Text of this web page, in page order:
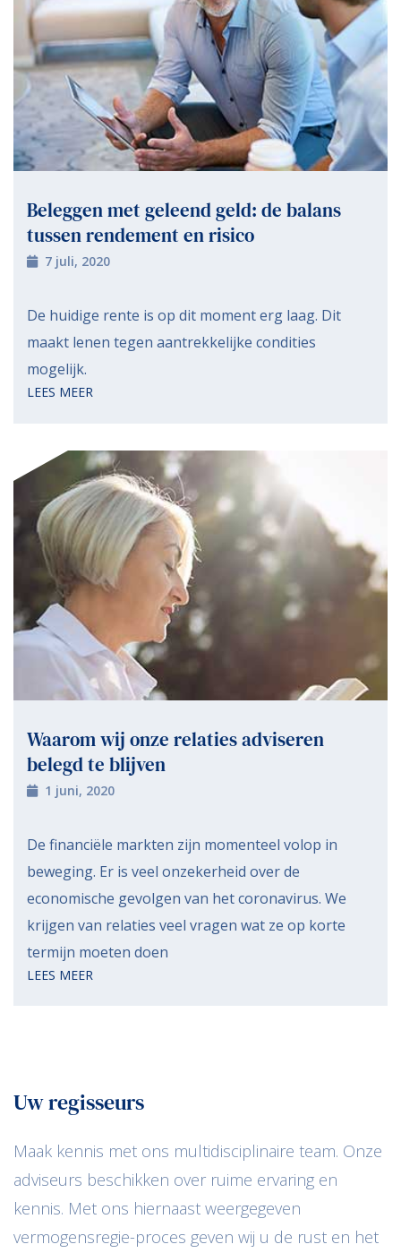
Beleggen met geleend geld: de balans
tussen rendement en risico
7 juli, 2020
De huidige rente is op dit moment erg laag. Dit
maakt lenen tegen aantrekkelijke condities
mogelijk.
LEES MEER
Waarom wij onze relaties adviseren
belegd te blijven
1 juni, 2020
De financiële markten zijn momenteel volop in
beweging. Er is veel onzekerheid over de
economische gevolgen van het coronavirus. We
krijgen van relaties veel vragen wat ze op korte
termijn moeten doen
LEES MEER
Uw regisseurs
Maak kennis met ons multidisciplinaire team. Onze
adviseurs beschikken over ruime ervaring en
kennis. Met ons hiernaast weergegeven
vermogensregie-proces geven wij u de rust en het